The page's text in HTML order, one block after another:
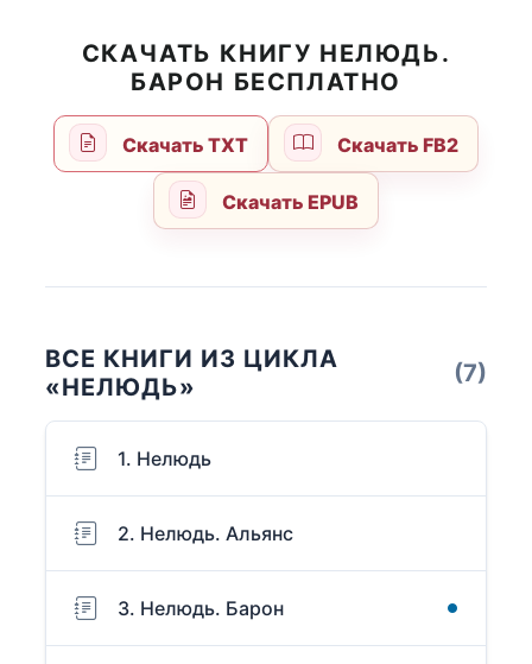
СКАЧАТЬ КНИГУ НЕЛЮДЬ.
БАРОН БЕСПЛАТНО
Скачать TXT Скачать FB2
Скачать EPUB
ВСЕ КНИГИ ИЗ ЦИКЛА
«НЕЛЮДЬ»
(7)
1. Нелюдь
2. Нелюдь. Альянс
3. Нелюдь. Барон